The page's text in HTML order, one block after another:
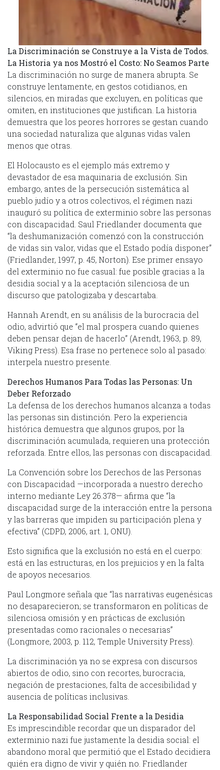
La Discriminación se Construye a la Vista de Todos.
La Historia ya nos Mostró el Costo: No Seamos Parte
La discriminación no surge de manera abrupta. Se
construye lentamente, en gestos cotidianos, en
silencios, en miradas que excluyen, en políticas que
omiten, en instituciones que justifican. La historia
demuestra que los peores horrores se gestan cuando
una sociedad naturaliza que algunas vidas valen
menos que otras.
El Holocausto es el ejemplo más extremo y
devastador de esa maquinaria de exclusión. Sin
embargo, antes de la persecución sistemática al
pueblo judío y a otros colectivos, el régimen nazi
inauguró su política de exterminio sobre las personas
con discapacidad. Saul Friedlander documenta que
“la deshumanización comenzó con la construcción
de vidas sin valor, vidas que el Estado podía disponer”
(Friedlander, 1997, p. 45, Norton). Ese primer ensayo
del exterminio no fue casual: fue posible gracias a la
desidia social y a la aceptación silenciosa de un
discurso que patologizaba y descartaba.
Hannah Arendt, en su análisis de la burocracia del
odio, advirtió que “el mal prospera cuando quienes
deben pensar dejan de hacerlo” (Arendt, 1963, p. 89,
Viking Press). Esa frase no pertenece solo al pasado:
interpela nuestro presente.
Derechos Humanos Para Todas las Personas: Un
Deber Reforzado
La defensa de los derechos humanos alcanza a todas
las personas sin distinción. Pero la experiencia
histórica demuestra que algunos grupos, por la
discriminación acumulada, requieren una protección
reforzada. Entre ellos, las personas con discapacidad.
La Convención sobre los Derechos de las Personas
con Discapacidad —incorporada a nuestro derecho
interno mediante Ley 26.378— afirma que “la
discapacidad surge de la interacción entre la persona
y las barreras que impiden su participación plena y
efectiva” (CDPD, 2006, art. 1, ONU).
Esto significa que la exclusión no está en el cuerpo:
está en las estructuras, en los prejuicios y en la falta
de apoyos necesarios.
Paul Longmore señala que “las narrativas eugenésicas
no desaparecieron; se transformaron en políticas de
silenciosa omisión y en prácticas de exclusión
presentadas como racionales o necesarias”
(Longmore, 2003, p. 112, Temple University Press).
La discriminación ya no se expresa con discursos
abiertos de odio, sino con recortes, burocracia,
negación de prestaciones, falta de accesibilidad y
ausencia de políticas inclusivas.
La Responsabilidad Social Frente a la Desidia
Es imprescindible recordar que un disparador del
exterminio nazi fue justamente la desidia social: el
abandono moral que permitió que el Estado decidiera
quién era digno de vivir y quién no. Friedlander